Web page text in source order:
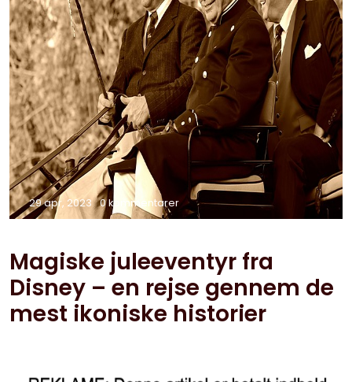
29 apr, 2023 0 kommentarer
Magiske juleeventyr fra
Disney – en rejse gennem de
mest ikoniske historier